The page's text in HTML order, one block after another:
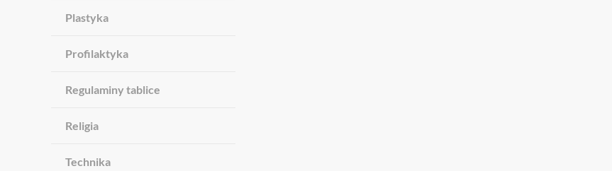
Plastyka
Profilaktyka
Regulaminy tablice
Religia
Technika